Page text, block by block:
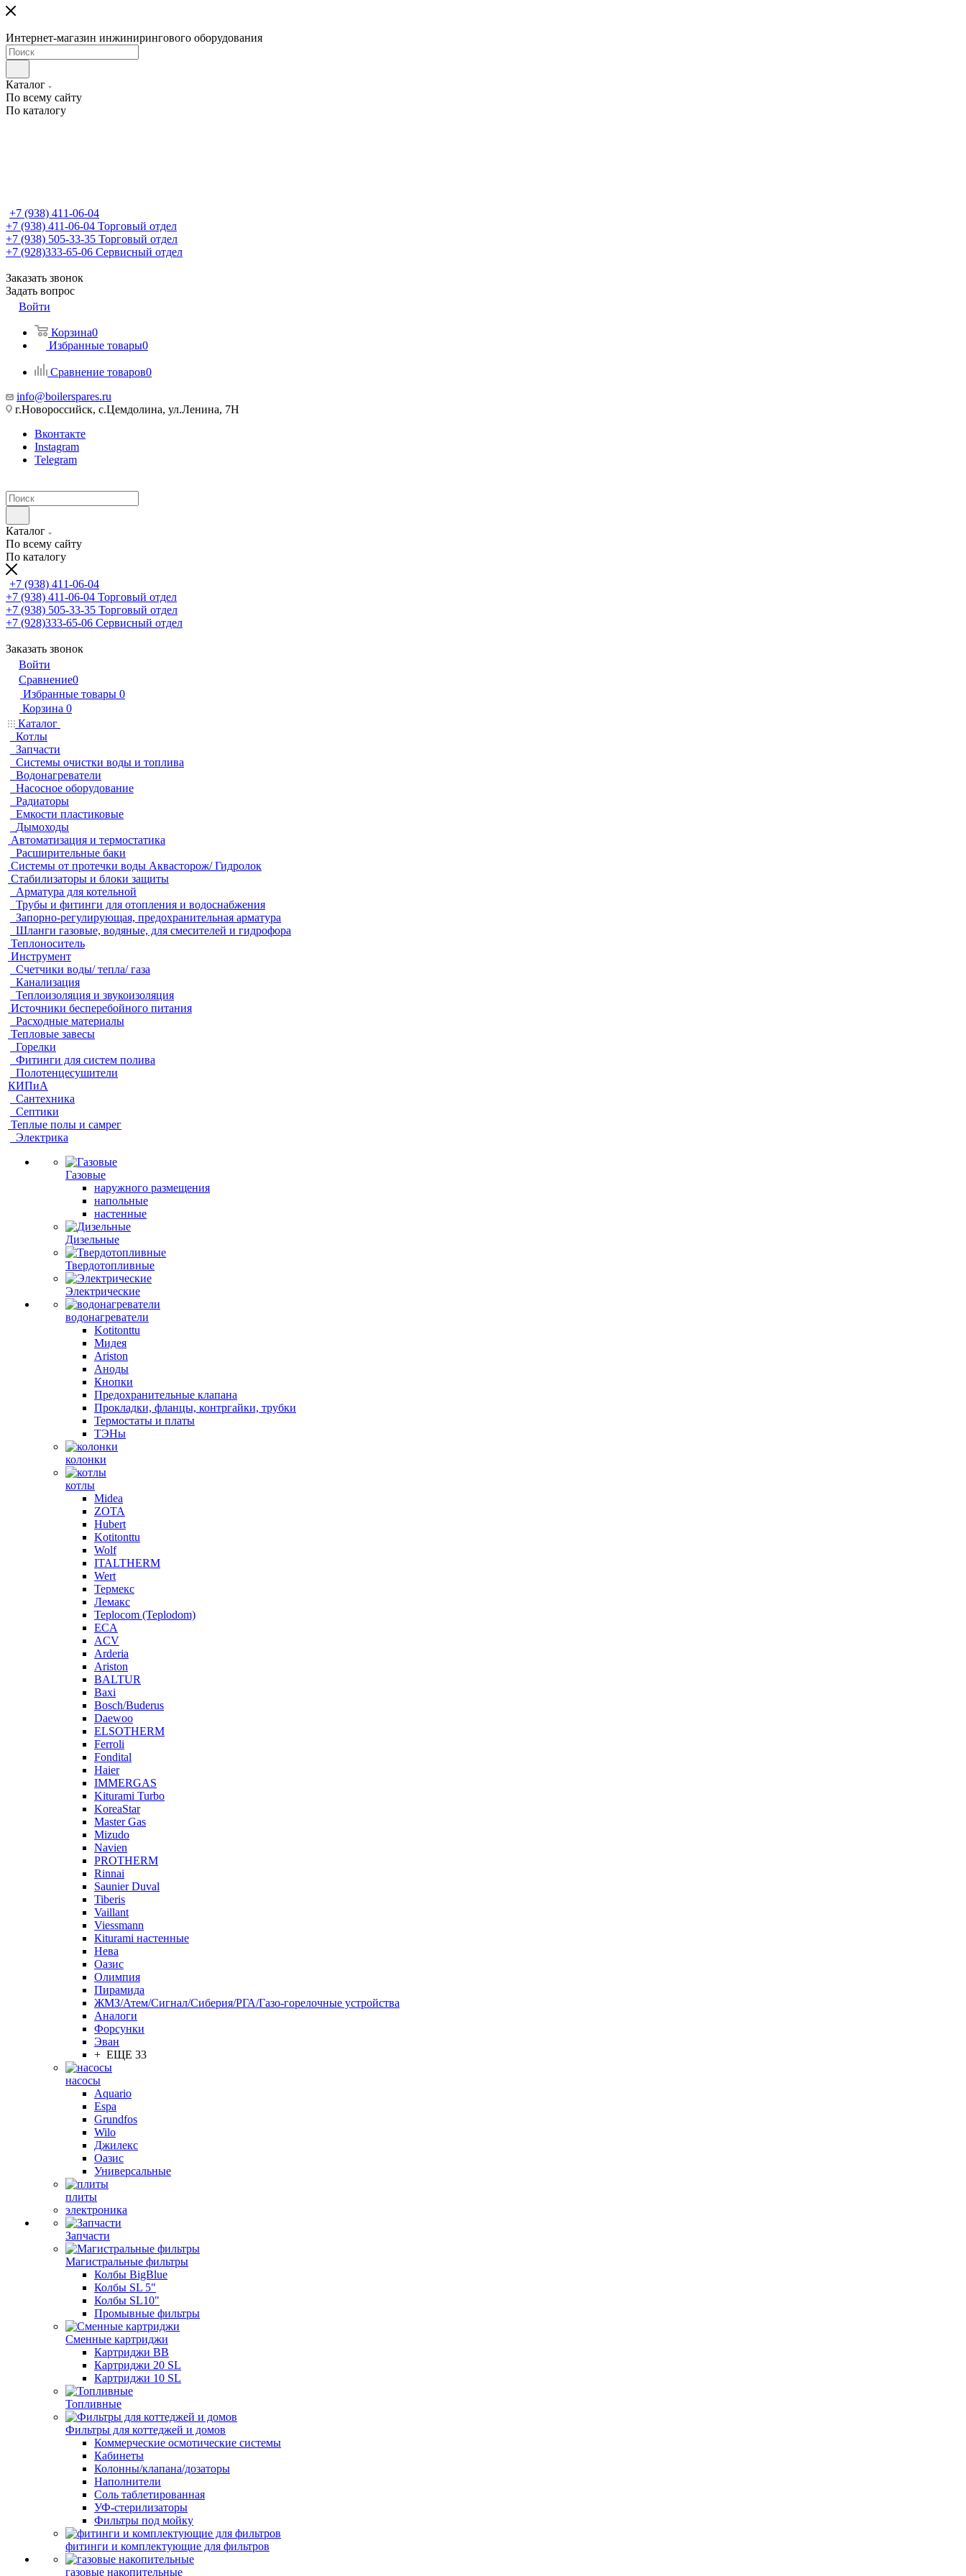
Интернет-магазин инжинирингового оборудования
Каталог
По всему сайту
По каталогу
+7 (938) 411-06-04
+7 (938) 411-06-04 Торговый отдел
+7 (938) 505-33-35 Торговый отдел
+7 (928)333-65-06 Сервисный отдел
Заказать звонок
Задать вопрос
Войти
Корзина0
Избранные товары0
Сравнение товаров0
info@boilerspares.ru
г.Новороссийск, с.Цемдолина, ул.Ленина, 7Н
Вконтакте
Instagram
Telegram
Каталог
По всему сайту
По каталогу
+7 (938) 411-06-04
+7 (938) 411-06-04 Торговый отдел
+7 (938) 505-33-35 Торговый отдел
+7 (928)333-65-06 Сервисный отдел
Заказать звонок
Войти
Сравнение0
Избранные товары 0
Корзина 0
Каталог
Котлы
Запчасти
Системы очистки воды и топлива
Водонагреватели
Насосное оборудование
Радиаторы
Емкости пластиковые
Дымоходы
Автоматизация и термостатика
Расширительные баки
Системы от протечки воды Аквасторож/ Гидролок
Стабилизаторы и блоки защиты
Арматура для котельной
Трубы и фитинги для отопления и водоснабжения
Запорно-регулирующая, предохранительная арматура
Шланги газовые, водяные, для смесителей и гидрофора
Теплоноситель
Инструмент
Счетчики воды/ тепла/ газа
Канализация
Теплоизоляция и звукоизоляция
Источники бесперебойного питания
Расходные материалы
Тепловые завесы
Горелки
Фитинги для систем полива
Полотенцесушители
КИПиА
Сантехника
Септики
Теплые полы и самрег
Электрика
Газовые
наружного размещения
напольные
настенные
Дизельные
Твердотопливные
Электрические
водонагреватели
Kotitonttu
Мидея
Ariston
Аноды
Кнопки
Предохранительные клапана
Прокладки, фланцы, контргайки, трубки
Термостаты и платы
ТЭНы
колонки
котлы
Midea
ZOTA
Hubert
Kotitonttu
Wolf
ITALTHERM
Wert
Термекс
Лемакс
Teplocom (Teplodom)
ECA
ACV
Arderia
Ariston
BALTUR
Baxi
Bosch/Buderus
Daewoo
ELSOTHERM
Ferroli
Fondital
Haier
IMMERGAS
Kiturami Turbo
KoreaStar
Master Gas
Mizudo
Navien
PROTHERM
Rinnai
Saunier Duval
Tiberis
Vaillant
Viessmann
Кiturami настенные
Нева
Оазис
Олимпия
Пирамида
ЖМЗ/Атем/Сигнал/Сиберия/РГА/Газо-горелочные устройства
Aналоги
Форсунки
Эван
+ ЕЩЕ 33
насосы
Aquario
Espa
Grundfos
Wilo
Джилекс
Оазис
Универсальные
плиты
электроника
Запчасти
Магистральные фильтры
Колбы BigBlue
Колбы SL 5"
Колбы SL10"
Промывные фильтры
Сменные картриджи
Картриджи BB
Картриджи 20 SL
Картриджи 10 SL
Топливные
Фильтры для коттеджей и домов
Коммерческие осмотические системы
Кабинеты
Колонны/клапана/дозаторы
Наполнители
Соль таблетированная
УФ-стерилизаторы
Фильтры под мойку
фитинги и комплектующие для фильтров
газовые накопительные